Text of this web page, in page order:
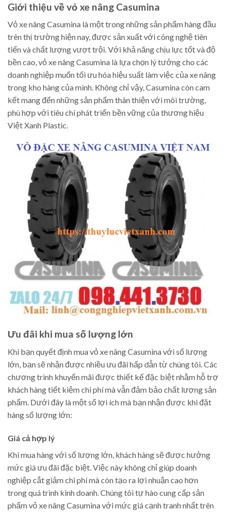
Giới thiệu về vỏ xe nâng Casumina
Vỏ xe nâng Casumina là một trong những sản phẩm hàng đầu
trên thị trường hiện nay, được sản xuất với công nghệ tiên
tiến và chất lượng vượt trội. Với khả năng chịu lực tốt và độ
bền cao, vỏ xe nâng Casumina là lựa chọn lý tưởng cho các
doanh nghiệp muốn tối ưu hóa hiệu suất làm việc của xe nâng
trong kho hàng của mình. Không chỉ vậy, Casumina còn cam
kết mang đến những sản phẩm thân thiện với môi trường,
phù hợp với tiêu chí phát triển bền vững của thương hiệu
Việt Xanh Plastic.
Ưu đãi khi mua số lượng lớn
Khi bạn quyết định mua vỏ xe nâng Casumina với số lượng
lớn, bạn sẽ nhận được nhiều ưu đãi hấp dẫn từ chúng tôi. Các
chương trình khuyến mãi được thiết kế đặc biệt nhằm hỗ trợ
khách hàng tiết kiệm chi phí mà vẫn đảm bảo chất lượng sản
phẩm. Dưới đây là một số lợi ích mà bạn nhận được khi đặt
hàng số lượng lớn:
Giá cả hợp lý
Khi mua hàng với số lượng lớn, khách hàng sẽ được hưởng
mức giá ưu đãi đặc biệt. Việc này không chỉ giúp doanh
nghiệp cắt giảm chi phí mà còn tạo ra lợi nhuận cao hơn
trong quá trình kinh doanh. Chúng tôi tự hào cung cấp sản
phẩm vỏ xe nâng Casumina với mức giá cạnh tranh nhất trên